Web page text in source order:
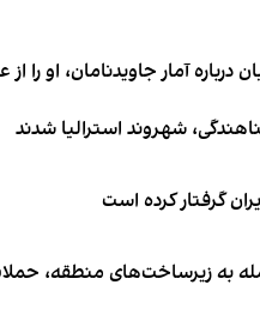
آمار جاویدنامان، او را از
گرفتار کرده است
به زیرساخت‌های منطقه،